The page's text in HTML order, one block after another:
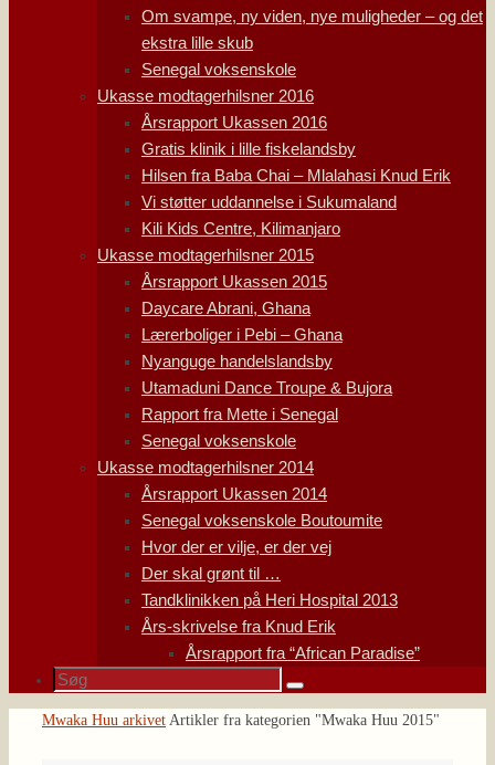
Om svampe, ny viden, nye muligheder – og det
ekstra lille skub
Senegal voksenskole
Ukasse modtagerhilsner 2016
Årsrapport Ukassen 2016
Gratis klinik i lille fiskelandsby
Hilsen fra Baba Chai – Mlalahasi Knud Erik
Vi støtter uddannelse i Sukumaland
Kili Kids Centre, Kilimanjaro
Ukasse modtagerhilsner 2015
Årsrapport Ukassen 2015
Daycare Abrani, Ghana
Lærerboliger i Pebi – Ghana
Nyanguge handelslandsby
Utamaduni Dance Troupe & Bujora
Rapport fra Mette i Senegal
Senegal voksenskole
Ukasse modtagerhilsner 2014
Årsrapport Ukassen 2014
Senegal voksenskole Boutoumite
Hvor der er vilje, er der vej
Der skal grønt til …
Tandklinikken på Heri Hospital 2013
Års-skrivelse fra Knud Erik
Årsrapport fra “African Paradise”
Søg
Søg
Home
Mwaka Huu arkivet Artikler fra kategorien "Mwaka Huu 2015"